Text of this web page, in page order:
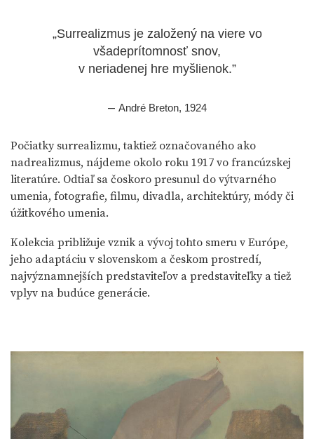
„Surrealizmus je založený na viere vo
všadeprítomnosť snov,
v neriadenej hre myšlienok.”
– André Breton, 1924
Počiatky surrealizmu, taktiež označovaného ako
nadrealizmus, nájdeme okolo roku 1917 vo francúzskej
literatúre. Odtiaľ sa čoskoro presunul do výtvarného
umenia, fotografie, filmu, divadla, architektúry, módy či
úžitkového umenia.
Kolekcia približuje vznik a vývoj tohto smeru v Európe,
jeho adaptáciu v slovenskom a českom prostredí,
najvýznamnejších predstaviteľov a predstaviteľky a tiež
vplyv na budúce generácie.